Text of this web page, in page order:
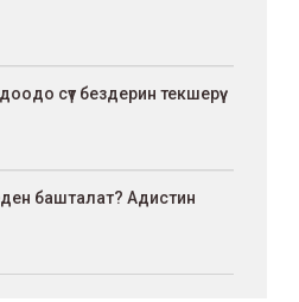
сүт бездерин текшерүү
башталат? Адистин